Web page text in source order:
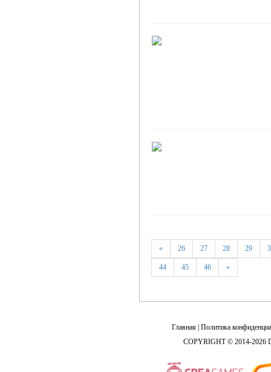
« 26 27 28 29
44 45 46 »
Главная Политика
COPYRIGHT © 2014-2026